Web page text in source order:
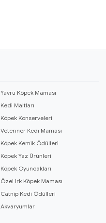
Yavru Köpek Maması
Kedi Maltları
Köpek Konserveleri
Veteriner Kedi Maması
Köpek Kemik Ödülleri
Köpek Yaz Ürünleri
Köpek Oyuncakları
Özel Irk Köpek Maması
Catnip Kedi Ödülleri
Akvaryumlar